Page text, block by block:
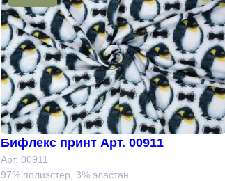
Бифлекс принт Арт. 00911
Арт. 00911
97% полиэстер, 3% эластан